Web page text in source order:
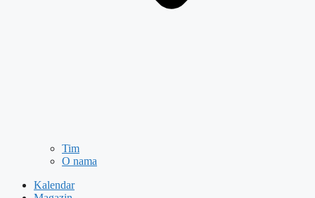
Tim
O nama
Kalendar